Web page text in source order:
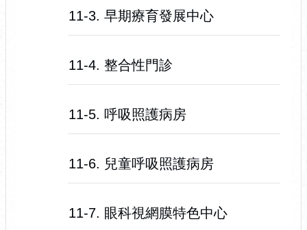
11-3. 早期療育發展中心
11-4. 整合性門診
11-5. 呼吸照護病房
11-6. 兒童呼吸照護病房
11-7. 眼科視網膜特色中心